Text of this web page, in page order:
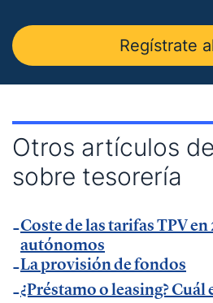
— Entrevista en
— Entrevista en Ideas para tu
Vodafone.
Método Gallardo.
— Entrevista enKFund
— Entrevista en
Marcos De La Cueva en
Regístrate
Otros artículos
sobre tesorería
Coste de las tarifas TPV en
autónomos
La provisión de fondos
¿Préstamo o leasing? Cuál